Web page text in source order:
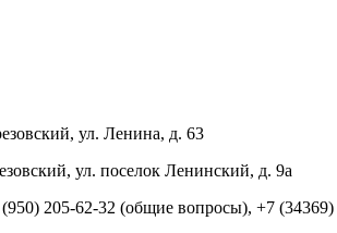
ул. Ленина, д. 63
ул. поселок Ленинский, д. 9а
205-62-32 (общие вопросы), +7